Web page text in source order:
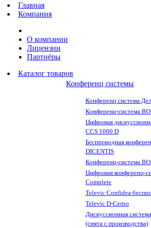
Главная
Компания
О компании
Лицензии
Партнёры
Каталог товаров
Конференц системы
Конференц система
Конференц-система
Цифровая
CCS 1000 D
Беспроводная
DICENTIS
Конференц-система
Цифровая конференц-
Complete
Televic Confidea
Televic D-Cerno
Дискуссионная
(снята с производства)